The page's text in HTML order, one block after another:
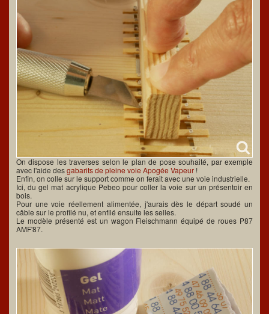
On dispose les traverses selon le plan de pose souhaité, par exemple
avec l'aide desgabarits de pleine voie Apogée Vapeur !
Enfin, on colle sur le support comme on ferait avec une voie industrielle.
Ici, du gel mat acrylique Pebeo pour coller la voie sur un présentoir en
bois.
Pour une voie réellement alimentée, j'aurais dès le départ soudé un
câble sur le profilé nu, et enfilé ensuite les selles.
Le modèle présenté est un wagon Fleischmann équipé de roues P87
AMF'87.